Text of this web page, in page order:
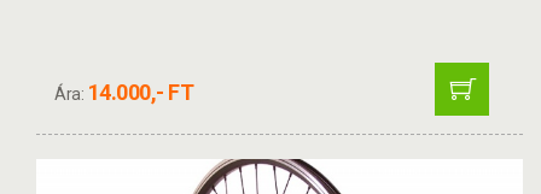
Ára: 14.000,- FT